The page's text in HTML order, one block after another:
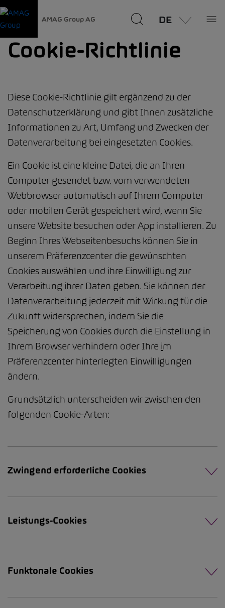
AMAG Group AG DE
Cookie-Richtlinie
Diese Cookie-Richtlinie gilt ergänzend zu der
Datenschutzerklärung und gibt Ihnen zusätzliche
Informationen zu Art, Umfang und Zwecken der
Datenverarbeitung bei eingesetzten Cookies.
Ein Cookie ist eine kleine Datei, die an Ihren
Computer gesendet bzw. vom verwendeten
Webbrowser automatisch auf Ihrem Computer
oder mobilen Gerät gespeichert wird, wenn Sie
unsere Website besuchen oder App installieren. Zu
Beginn Ihres Webseitenbesuchs können Sie in
unserem Präferenzcenter die gewünschten
Cookies auswählen und ihre Einwilligung zur
Verarbeitung ihrer Daten geben. Sie können der
Datenverarbeitung jederzeit mit Wirkung für die
Zukunft widersprechen, indem Sie die
Speicherung von Cookies durch die Einstellung in
Ihrem Browser verhindern oder Ihre im
Präferenzcenter hinterlegten Einwilligungen
ändern.
Grundsätzlich unterscheiden wir zwischen den
folgenden Cookie-Arten:
Zwingend erforderliche Cookies
Leistungs-Cookies
Funktonale Cookies